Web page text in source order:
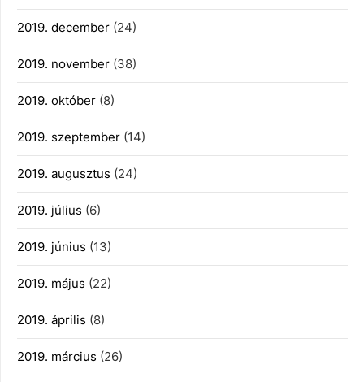
2019. december (24)
2019. november (38)
2019. október (8)
2019. szeptember (14)
2019. augusztus (24)
2019. július (6)
2019. június (13)
2019. május (22)
2019. április (8)
2019. március (26)